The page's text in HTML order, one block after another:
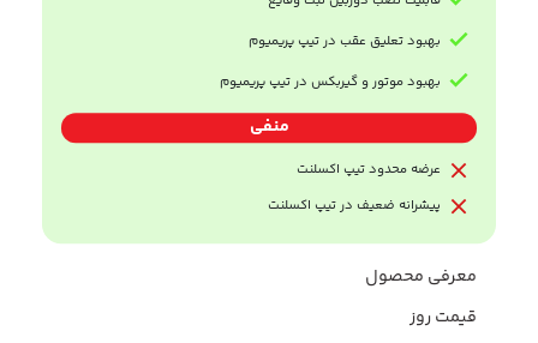
بهبود تعلیق عقب در تیپ پریمیوم
بهبود موتور و گیربکس در تیپ پریمیوم
منفی
عرضه محدود تیپ اکسلنت
پیشرانه ضعیف در تیپ اکسلنت
معرفی محصول
قیمت روز